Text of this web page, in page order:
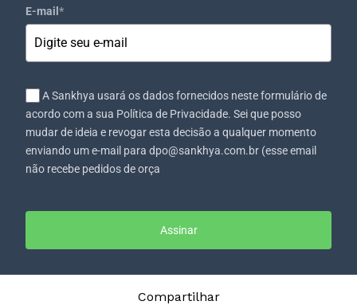
E-mail *
A Sankhya usará os dados fornecidos neste formulário de
acordo com a sua Política de Privacidade. Sei que posso
mudar de ideia e revogar esta decisão a qualquer momento
enviando um e-mail para dpo@sankhya.com.br (esse email
não recebe pedidos de orça
Assinar
Compartilhar